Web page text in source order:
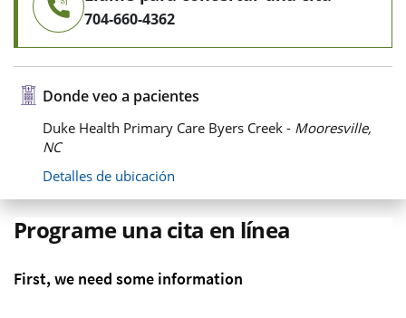
704-660-4362
Donde veo a pacientes
Duke Health Primary Care Byers Creek - Mooresville,
NC
Detalles de ubicación
Programe una cita en línea